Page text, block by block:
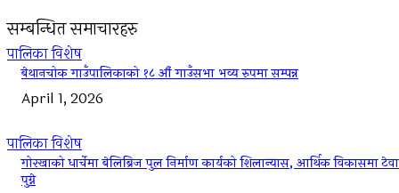
सम्बन्धित समाचारहरु
पालिका विशेष
बेथानचोक गाउँपालिकाको १८ औं गाउँसभा भव्य रुपमा सम्पन्न
April 1, 2026
पालिका विशेष
गोरखाको धार्चेमा बेलिब्रिज पुल निर्माण कार्यको शिलान्यास, आर्थिक विकासमा टेवा
पुग्ने